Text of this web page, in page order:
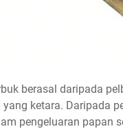
berasal daripada
ketara. Daripada
pengeluaran papan